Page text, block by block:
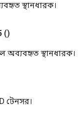
স্থানধারক।
()
অব্যবহৃত স্থানধারক।
টেনসর।